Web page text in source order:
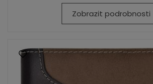
Zobrazit podrobnosti